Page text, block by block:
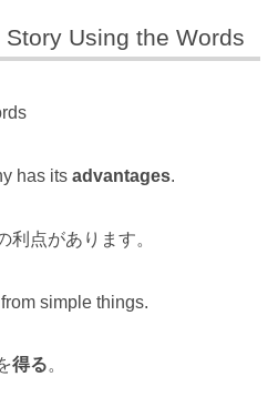
Using the Words
has its advantages.
利点があります。
simple things.
得る。